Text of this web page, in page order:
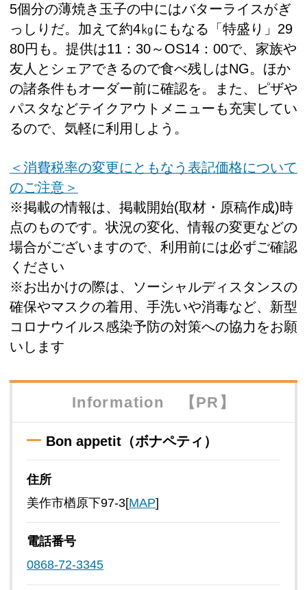
5個分の薄焼き玉子の中にはバターライスがぎ
っしりだ。加えて約4㎏にもなる「特盛り」29
80円も。提供は11：30～OS14：00で、家族や
友人とシェアできるので食べ残しはNG。ほか
の諸条件もオーダー前に確認を。また、ピザや
パスタなどテイクアウトメニューも充実してい
るので、気軽に利用しよう。
＜消費税率の変更にともなう表記価格について
のご注意＞
※掲載の情報は、掲載開始(取材・原稿作成)時
点のものです。状況の変化、情報の変更などの
場合がございますので、利用前には必ずご確認
ください
※お出かけの際は、ソーシャルディスタンスの
確保やマスクの着用、手洗いや消毒など、新型
コロナウイルス感染予防の対策への協力をお願
いします
Information 【PR】
Bon appetit（ボナペティ）
住所
美作市楢原下97-3[MAP]
電話番号
0868-72-3345